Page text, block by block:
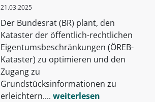
21.03.2025
Der Bundesrat (BR) plant, den
Kataster der öffentlich-rechtlichen
Eigentumsbeschränkungen (ÖREB-
Kataster) zu optimieren und den
Zugang zu
Grundstücksinformationen zu
erleichtern.... weiterlesen